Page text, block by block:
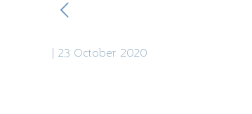
23 October 2020